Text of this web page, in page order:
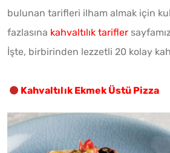
bulunan tarifleri ilham almak için
fazlasına kahvaltılık tarifler
İşte, birbirinden lezzetli 20 kolay
Kahvaltılık Ekmek Üstü Pizza